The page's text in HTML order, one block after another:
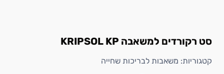
סט רקורדים למשאבה KRIPSOL KP
קטגוריות: משאבות לבריכות שחייה